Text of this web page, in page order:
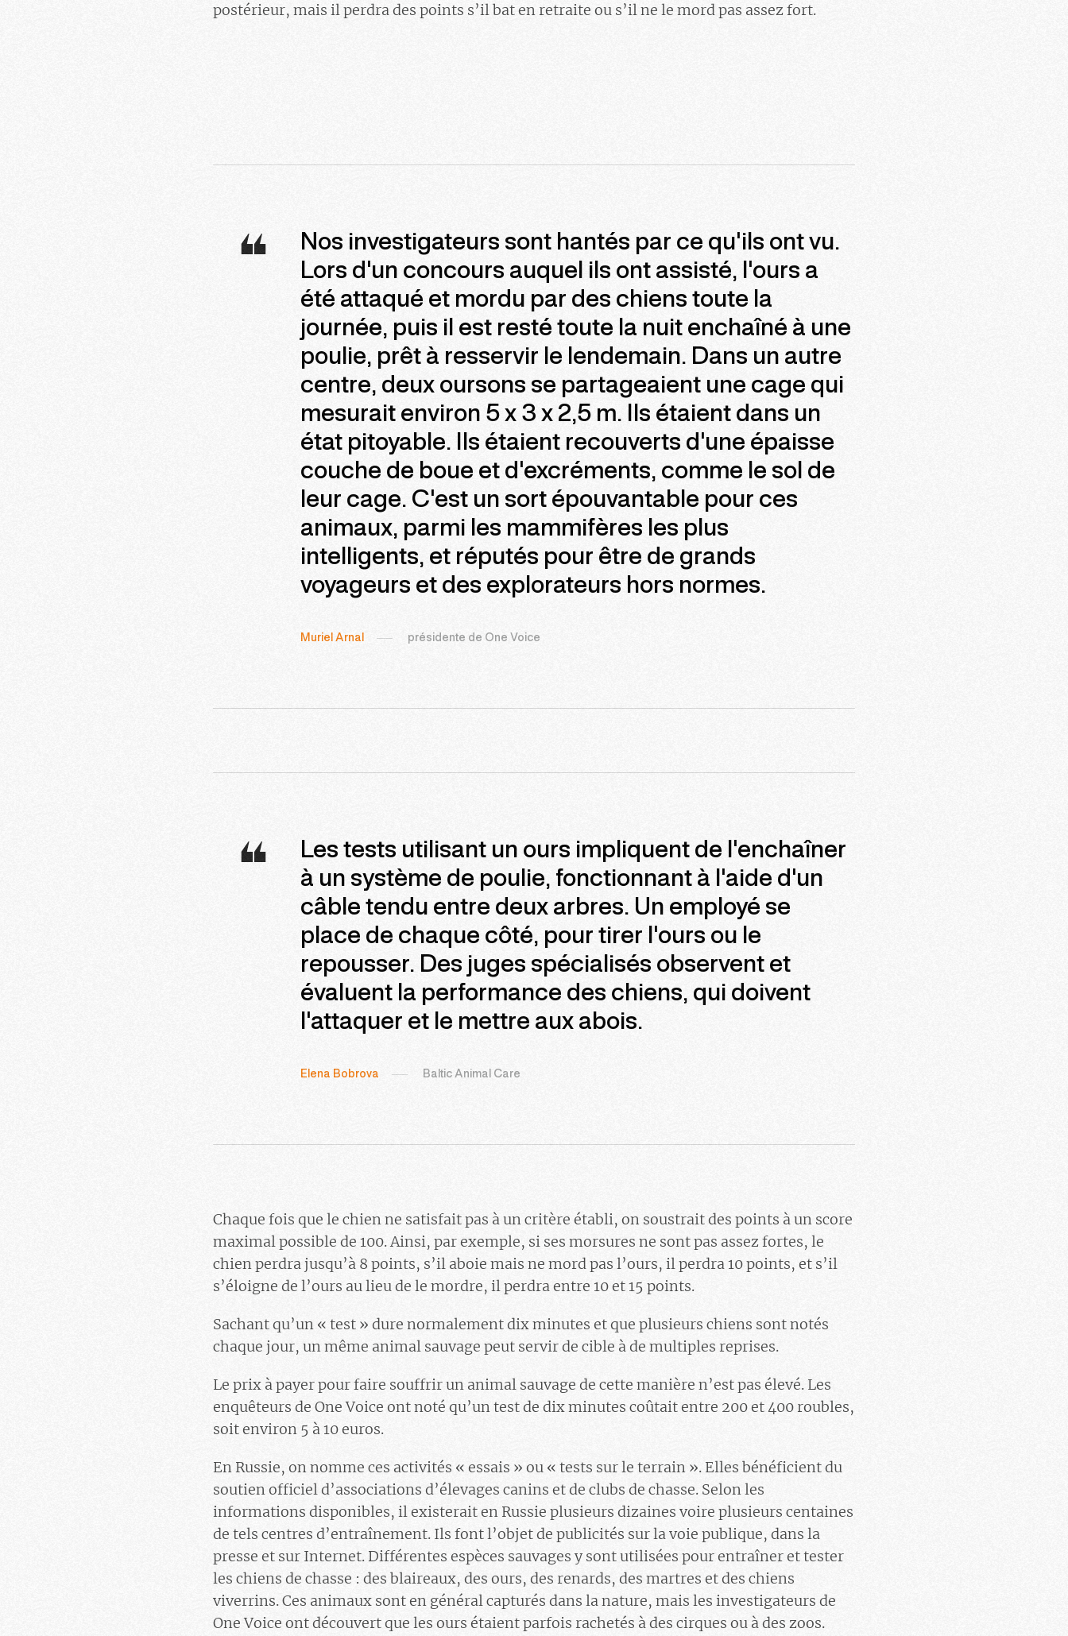
postérieur, mais il perdra des points s’il bat en retraite ou s’il ne le mord pas assez fort.
Nos investigateurs sont hantés par ce qu'ils ont vu.
Lors d'un concours auquel ils ont assisté, l'ours a
été attaqué et mordu par des chiens toute la
journée, puis il est resté toute la nuit enchaîné à une
poulie, prêt à resservir le lendemain. Dans un autre
centre, deux oursons se partageaient une cage qui
mesurait environ 5 x 3 x 2,5 m. Ils étaient dans un
état pitoyable. Ils étaient recouverts d'une épaisse
couche de boue et d'excréments, comme le sol de
leur cage. C'est un sort épouvantable pour ces
animaux, parmi les mammifères les plus
intelligents, et réputés pour être de grands
voyageurs et des explorateurs hors normes.
Muriel Arnal présidente de One Voice
Les tests utilisant un ours impliquent de l'enchaîner
à un système de poulie, fonctionnant à l'aide d'un
câble tendu entre deux arbres. Un employé se
place de chaque côté, pour tirer l'ours ou le
repousser. Des juges spécialisés observent et
évaluent la performance des chiens, qui doivent
l'attaquer et le mettre aux abois.
Elena Bobrova Baltic Animal Care
Chaque fois que le chien ne satisfait pas à un critère établi, on soustrait des points à un score
maximal possible de 100. Ainsi, par exemple, si ses morsures ne sont pas assez fortes, le
chien perdra jusqu’à 8 points, s’il aboie mais ne mord pas l’ours, il perdra 10 points, et s’il
s’éloigne de l’ours au lieu de le mordre, il perdra entre 10 et 15 points.
Sachant qu’un « test » dure normalement dix minutes et que plusieurs chiens sont notés
chaque jour, un même animal sauvage peut servir de cible à de multiples reprises.
Le prix à payer pour faire souffrir un animal sauvage de cette manière n’est pas élevé. Les
enquêteurs de One Voice ont noté qu’un test de dix minutes coûtait entre 200 et 400 roubles,
soit environ 5 à 10 euros.
En Russie, on nomme ces activités « essais » ou « tests sur le terrain ». Elles bénéficient du
soutien officiel d’associations d’élevages canins et de clubs de chasse. Selon les
informations disponibles, il existerait en Russie plusieurs dizaines voire plusieurs centaines
de tels centres d’entraînement. Ils font l’objet de publicités sur la voie publique, dans la
presse et sur Internet. Différentes espèces sauvages y sont utilisées pour entraîner et tester
les chiens de chasse : des blaireaux, des ours, des renards, des martres et des chiens
viverrins. Ces animaux sont en général capturés dans la nature, mais les investigateurs de
One Voice ont découvert que les ours étaient parfois rachetés à des cirques ou à des zoos.